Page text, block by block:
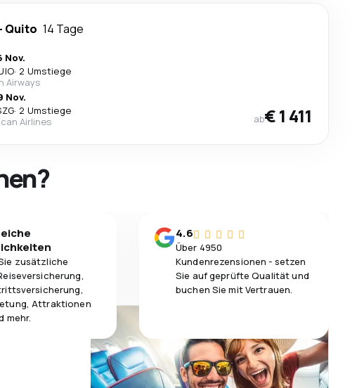
Quito 14 Tage
Nov.
· 2 Umstiege
Airways
Nov.
· 2 Umstiege
Airlines
ab€ 1 411
zusätzliche
Attraktionen
mehr.
4.6
Über 4950
Kundenrezensionen - setzen
Sie auf geprüfte Qualität und
buchen Sie mit Vertrauen.